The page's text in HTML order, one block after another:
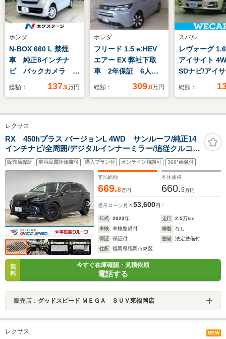
ホンダ
N-BOX 660 L 禁煙
車 純正8インチナ
ビ バックカメラ ア
ダプティブクルーズコ
ライブレコーダー ロ
ールサンシェード ス
マートキー LEDヘッ
ドライト
総額： 137.9万円
ホンダ
フリード 1.5 e:HEV
エアー EX 弊社下取
車 2年保証 6人乗
り ディスプレイオー
グ BSI リアクーラ
ドドア
総額： 309.8万円
スバル
レヴォーグ
アイサイト
SDナビ/アイ
線逸脱防止支
横滑り防止装
ルーズコント
バックモニタ
セグTV
総額：
レクサス
RX 450hプラス バージョンL 4WD サンルーフ/純正14
インチナビ/全周囲/デジタルインナーミラー/追従クルコ
ン/レーンキープアシスト/パワーバックドア/地デジ/Apple
CarPlay/シートベンチレーション/パワーシート/パーキン
グアシスト/BSM/ETC
販売店保証 車両品質評価書付 購入プラン付 オンライン相談可 360°画像付
支払総額
669.8万円
本体価格
660.5万円
通常ローン 月々53,600円
年式 2023年 走行 2.5万km
車検
車検整備付 修復
なし
保証
保証付 整備
法定整備付
住所
福岡県福岡市東区
無
料
今すぐ在庫確認・見積依頼
電話する
販売店： グッドスピード ＭＥＧＡ ＳＵＶ東福岡店
レクサス NEW